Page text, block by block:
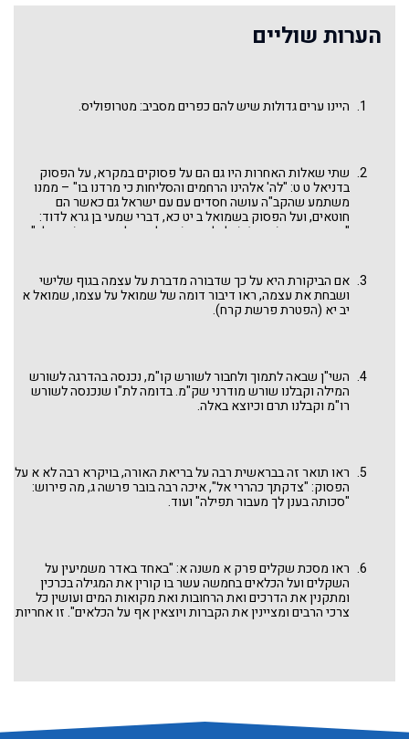
הערות שוליים
היינו ערים גדולות שיש להם כפרים מסביב: מטרופוליס.
שתי שאלות האחרות היו גם הם על פסוקים במקרא, על הפסוק
בדניאל ט ט: "לה' אלהינו הרחמים והסליחות כי מרדנו בו" – ממנו
משתמע שהקב"ה עושה חסדים עם עם ישראל גם כאשר הם
חוטאים, ועל הפסוק בשמואל ב יט כא, דברי שמעי בן גרא לדוד:
"וְהִנֵּה בָאתִי הַיּוֹם רִאשׁוֹן לְכָל בֵּית יוֹסֵף לָרֶדֶת לִקְרַאת אֲדֹנִי הַמֶּלֶךְ".
אם הביקורת היא על כך שדבורה מדברת על עצמה בגוף שלישי
ושבחת את עצמה, ראו דיבור דומה של שמואל על עצמו, שמואל א
יב יא (הפטרת פרשת קרח).
השי"ן שבאה לתמוך ולחבור לשורש קו"מ, נכנסה בהדרגה לשורש
המילה וקבלנו שורש מודרני שק"מ. בדומה לת"ו שנכנסה לשורש
רו"מ וקבלנו תרם וכיוצא באלה.
ראו תואר זה בבראשית רבה על בריאת האורה, בויקרא רבה לא א על
הפסוק: "צדקתך כהררי אל", איכה רבה בובר פרשה ג, מה פירוש:
"סכותה בענן לך מעבור תפילה" ועוד.
ראו מסכת שקלים פרק א משנה א: "באחד באדר משמיעין על
השקלים ועל הכלאים בחמשה עשר בו קורין את המגילה בכרכין
ומתקנין את הדרכים ואת הרחובות ואת מקואות המים ועושין כל
צרכי הרבים ומציינין את הקברות ויוצאין אף על הכלאים". זו אחריות